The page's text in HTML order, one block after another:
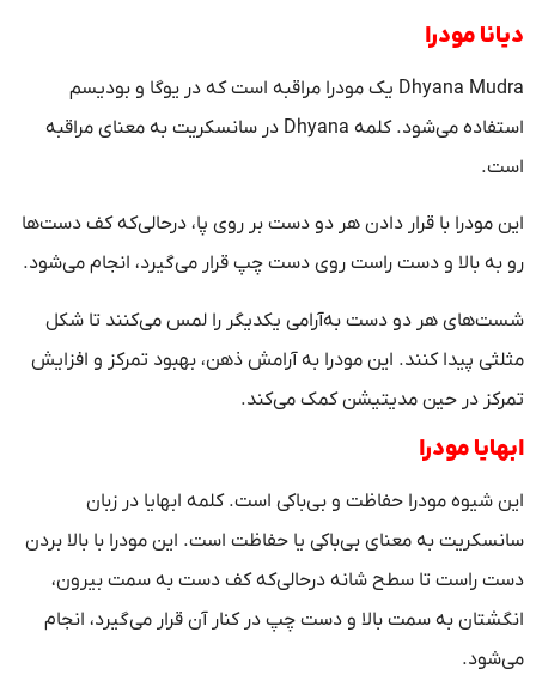
دیانا مودرا
Dhyana Mudra یک مودرا مراقبه است که در یوگا و بودیسم
استفاده می‌شود. کلمه Dhyana در سانسکریت به معنای مراقبه
است.
این مودرا با قرار دادن هر دو دست بر روی پا، درحالی‌که کف دست‌ها
رو به بالا و دست راست روی دست چپ قرار می‌گیرد، انجام می‌شود.
شست‌های هر دو دست به‌آرامی یکدیگر را لمس می‌کنند تا شکل
مثلثی پیدا کنند. این مودرا به آرامش ذهن، بهبود تمرکز و افزایش
تمرکز در حین مدیتیشن کمک می‌کند.
ابهایا مودرا
این شیوه مودرا حفاظت و بی‌باکی است. کلمه ابهایا در زبان
سانسکریت به معنای بی‌باکی یا حفاظت است. این مودرا با بالا بردن
دست راست تا سطح شانه درحالی‌که کف دست به سمت بیرون،
انگشتان به سمت بالا و دست چپ در کنار آن قرار می‌گیرد، انجام
می‌شود.